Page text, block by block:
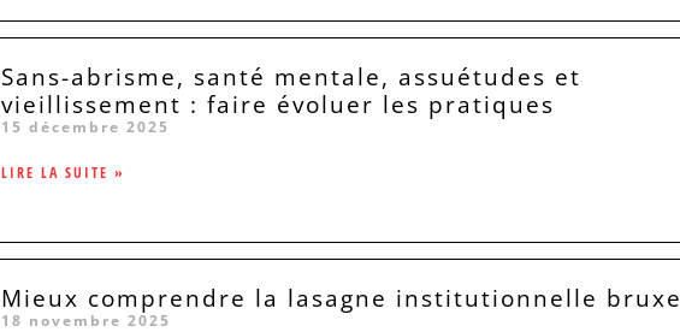
Sans-abrisme, santé mentale, assuétudes et
vieillissement : faire évoluer les pratiques
15 décembre 2025
LIRE LA SUITE »
Mieux comprendre la lasagne institutionnelle
18 novembre 2025